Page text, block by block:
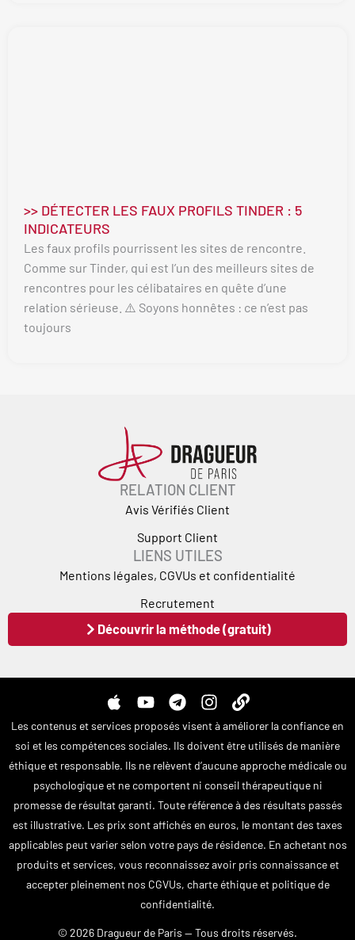
>> DÉTECTER LES FAUX PROFILS TINDER : 5
INDICATEURS
Les faux profils pourrissent les sites de rencontre.
Comme sur Tinder, qui est l’un des meilleurs sites de
rencontres pour les célibataires en quête d’une
relation sérieuse. ⚠️ Soyons honnêtes : ce n’est pas
toujours
RELATION CLIENT
Avis Vérifiés Client
Support Client
LIENS UTILES
Mentions légales, CGVUs et confidentialité
Recrutement
Découvrir la méthode (gratuit)
A
p
p
l
e
Y
u
t
u
b
e
T
l
e
g
r
a
m
I
n
s
t
a
g
r
a
m
L
i
n
k
Les contenus et services proposés visent à améliorer la confiance en
soi et les compétences sociales. Ils doivent être utilisés de manière
éthique et responsable. Ils ne relèvent d’aucune approche médicale ou
psychologique et ne comportent ni conseil thérapeutique ni
promesse de résultat garanti. Toute référence à des résultats passés
est illustrative. Les prix sont affichés en euros, le montant des taxes
applicables peut varier selon votre pays de résidence. En achetant nos
produits et services, vous reconnaissez avoir pris connaissance et
accepter pleinement nos CGVUs, charte éthique et politique de
confidentialité.
© 2026 Dragueur de Paris — Tous droits réservés.